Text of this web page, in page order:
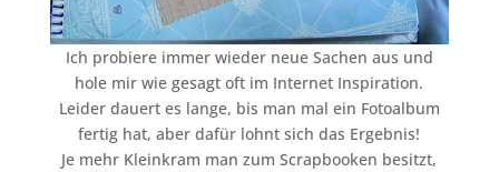
Ich probiere immer wieder neue Sachen aus und
hole mir wie gesagt oft im Internet Inspiration.
Leider dauert es lange, bis man mal ein Fotoalbum
fertig hat, aber dafür lohnt sich das Ergebnis!
Je mehr Kleinkram man zum Scrapbooken besitzt,